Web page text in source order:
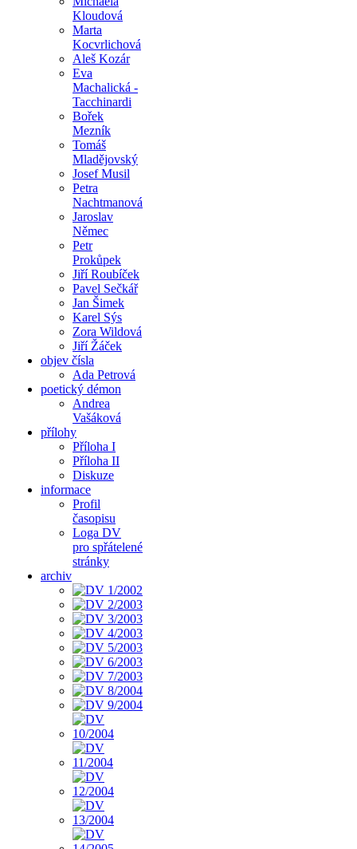
Kloudová
Marta
Kocvrlichová
Aleš Kozár
Eva
Machalická -
Tacchinardi
Bořek
Mezník
Tomáš
Mladějovský
Josef Musil
Petra
Nachtmanová
Jaroslav
Němec
Petr
Prokůpek
Jiří Roubíček
Pavel Sečkář
Jan Šimek
Karel Sýs
Zora Wildová
Jiří Žáček
objev čísla
Ada Petrová
poetický démon
Andrea
Vašáková
přílohy
Příloha I
Příloha II
Diskuze
informace
Profil
časopisu
Loga DV
pro spřátelené
stránky
archiv